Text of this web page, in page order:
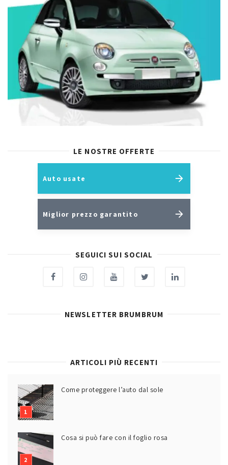
LE NOSTRE OFFERTE
Auto usate
Miglior prezzo garantito
SEGUICI SUI SOCIAL
NEWSLETTER BRUMBRUM
ARTICOLI PIÙ RECENTI
Come proteggere l’auto dal sole
Cosa si può fare con il foglio rosa